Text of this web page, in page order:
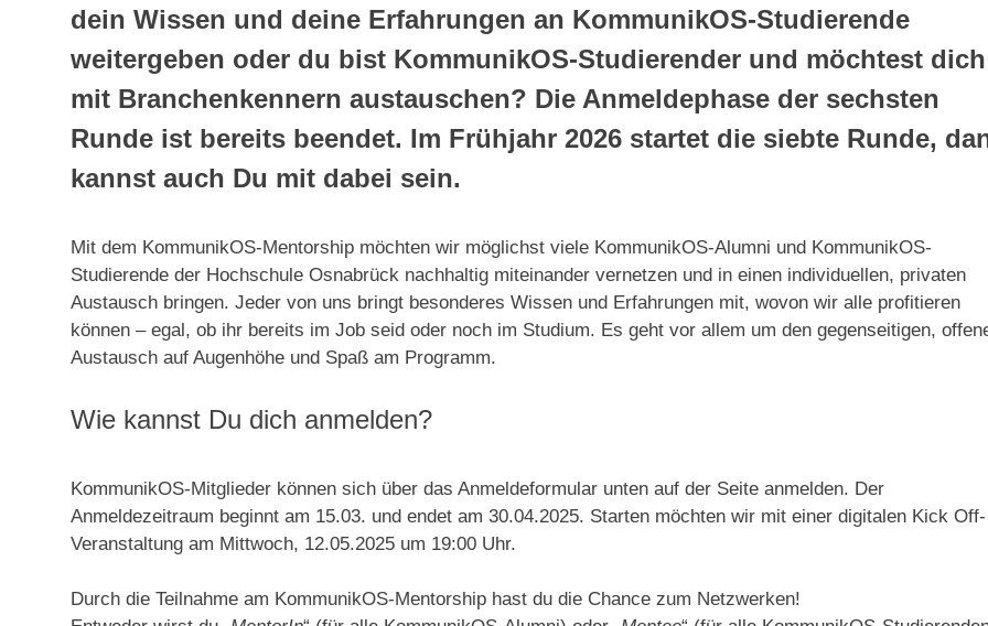
dein Wissen und deine Erfahrungen an KommunikOS-Studierende
weitergeben oder du bist KommunikOS-Studierender und möchtest dich
mit Branchenkennern austauschen? Die Anmeldephase der sechsten
Runde ist bereits beendet. Im Frühjahr 2026 startet die siebte Runde,
kannst auch Du mit dabei sein.
Mit dem KommunikOS-Mentorship möchten wir möglichst viele KommunikOS-Alumni und KommunikOS-
Studierende der Hochschule Osnabrück nachhaltig miteinander vernetzen und in einen individuellen, privaten
Austausch bringen. Jeder von uns bringt besonderes Wissen und Erfahrungen mit, wovon wir alle profitieren
können – egal, ob ihr bereits im Job seid oder noch im Studium. Es geht vor allem um den gegenseitigen,
Austausch auf Augenhöhe und Spaß am Programm.
Wie kannst Du dich anmelden?
KommunikOS-Mitglieder können sich über das Anmeldeformular unten auf der Seite anmelden. Der
Anmeldezeitraum beginnt am 15.03. und endet am 30.04.2025. Starten möchten wir mit einer digitalen Kick Off-
Veranstaltung am Mittwoch, 12.05.2025 um 19:00 Uhr.
Durch die Teilnahme am KommunikOS-Mentorship hast du die Chance zum Netzwerken!